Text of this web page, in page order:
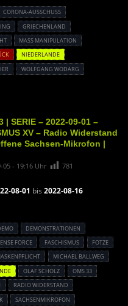
CORONA-AUSSCHUSS
GRIECHENLAND
MASS MANIPULATION
NIEDERLANDE
WOLFGANG WODARG
| SERIE – 2022-09-01 –
XV – Radio Widerstand
Sachsen-Mikrofon |
05 - 19:16 Uhr 781
08-01 bis 2022-08-16
DEMONSTRATIONEN
FORCE FASCHISMUS
FOTZE
MICHAEL BALLWEG
OLAF SCHOLZ
OMS 33
RADIO WIDERSTAND
SACHSENMIKROFON